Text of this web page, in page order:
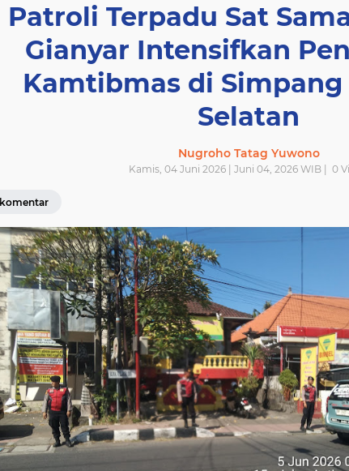
Patroli Terpadu Sat
Gianyar Intensifkan
Kamtibmas di Simpang
Selatan
Nugroho Tatag Yuwono
Kamis, 04 Juni 2026 | Juni 04, 2026 WIB | 0
komentar